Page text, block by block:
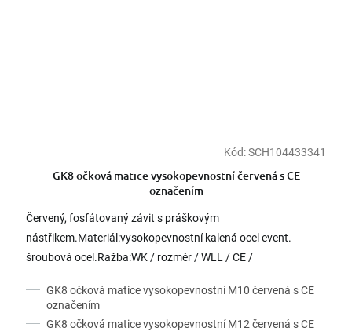
Kód:SCH104433341
GK8 očková matice vysokopevnostní červená s CE
označením
Červený, fosfátovaný závit s práškovým
nástřikem.Materiál:vysokopevnostní kalená ocel event.
šroubová ocel.Ražba:WK / rozměr / WLL / CE /
GK8 očková matice vysokopevnostní M10 červená s CE
označením
GK8 očková matice vysokopevnostní M12 červená s CE